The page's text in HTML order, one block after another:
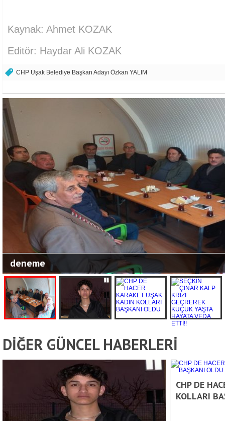
Kaynak: Ahmet KOZAK
Editör: Haydar Ali KOZAK
CHP Uşak Belediye Başkan Adayı Özkan YALIM
deneme
DİĞER GÜNCEL HABERLERİ
CHP DE
KOLLARI